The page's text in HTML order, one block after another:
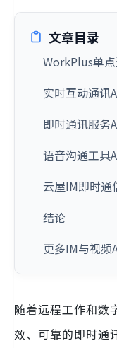
文章目录
WorkPlus单
实时互动通讯
即时通讯服务
语音沟通工具
云屋IM即时通
结论
更多IM与视频
随着远程工作和数
效、可靠的即时通